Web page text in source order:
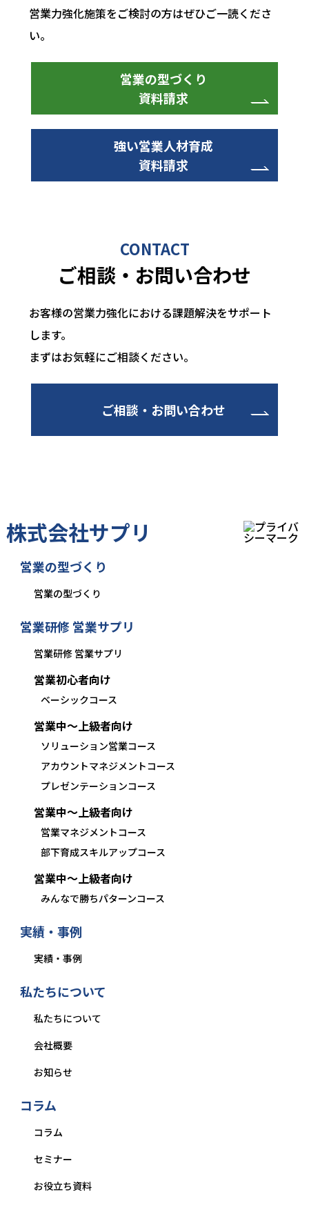
営業力強化施策をご検討の方はぜひご一読くださ
い。
営業の型づくり
資料請求
強い営業人材育成
資料請求
CONTACT
ご相談・お問い合わせ
お客様の営業力強化における課題解決をサポート
します。
まずはお気軽にご相談ください。
ご相談・お問い合わせ
株式会社サプリ
営業の型づくり
営業の型づくり
営業研修 営業サプリ
営業研修 営業サプリ
営業初心者向け
ベーシックコース
営業中〜上級者向け
ソリューション営業コース
アカウントマネジメントコース
プレゼンテーションコース
営業中〜上級者向け
営業マネジメントコース
部下育成スキルアップコース
営業中〜上級者向け
みんなで勝ちパターンコース
実績・事例
実績・事例
私たちについて
私たちについて
会社概要
お知らせ
コラム
コラム
セミナー
お役立ち資料